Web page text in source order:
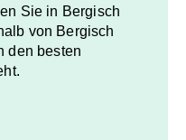
Sie in Bergisch
von Bergisch
den besten